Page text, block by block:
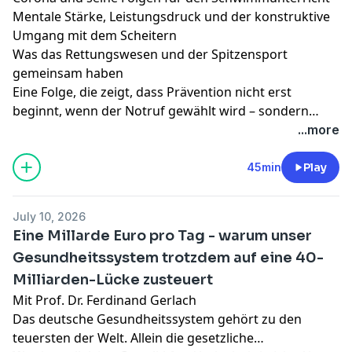
Mentale Stärke, Leistungsdruck und der konstruktive
Umgang mit dem Scheitern
Was das Rettungswesen und der Spitzensport
gemeinsam haben
Eine Folge, die zeigt, dass Prävention nicht erst
beginnt, wenn der Notruf gewählt wird – sondern
lange vorher, mit Bildung, Verantwortung und dem...more
45min Play
July 10, 2026
Eine Millarde Euro pro Tag - warum unser
Gesundheitssystem trotzdem auf eine 40-
Milliarden-Lücke zusteuert
Mit Prof. Dr. Ferdinand Gerlach
Das deutsche Gesundheitssystem gehört zu den
teuersten der Welt. Allein die gesetzliche